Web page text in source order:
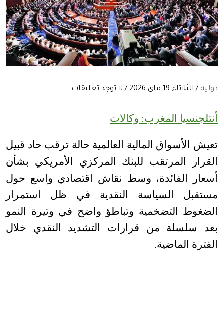
دولية / الثلاثاء 19 ماي 2026 / لا توجد تعليقات:
أنتلجنسيا المغرب: وكالات
تعيش الأسواق المالية العالمية حالة ترقب حاد قبيل
القرار المرتقب للبنك المركزي الأمريكي بشأن
أسعار الفائدة، وسط نقاش اقتصادي واسع حول
مستقبل السياسة النقدية في ظل استمرار
الضغوط التضخمية وتباطؤ واضح في وتيرة النمو
بعد سلسلة من قرارات التشديد النقدي خلال
الفترة الماضية.